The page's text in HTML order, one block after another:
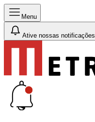
Menu
Ative nossas notificações